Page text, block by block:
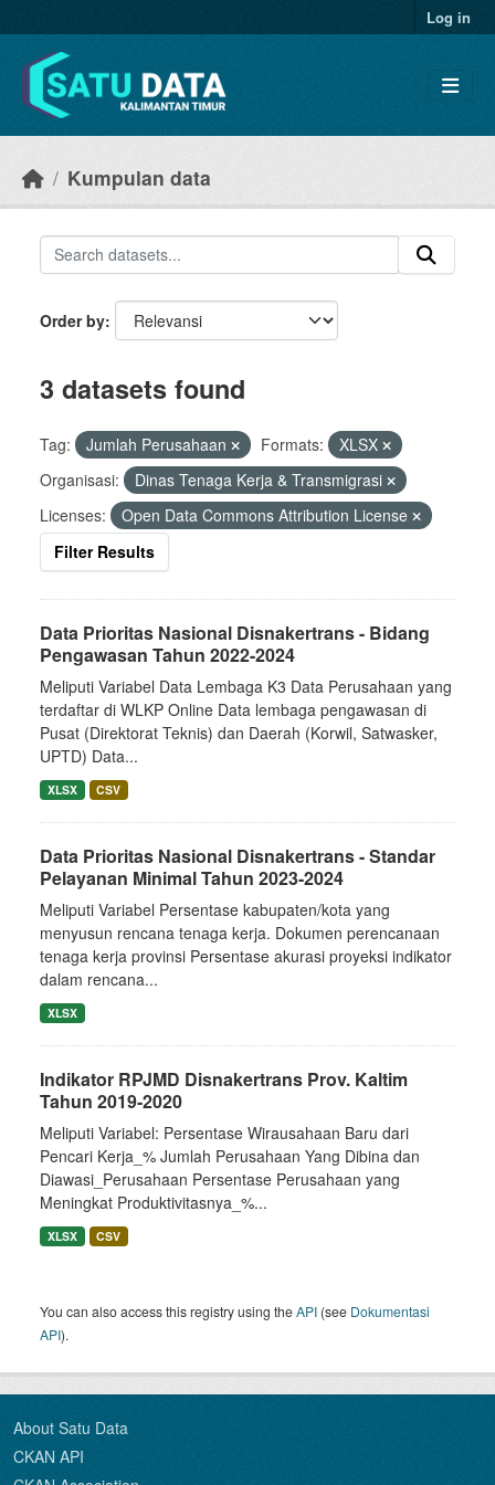
Log in
Kumpulan data
Order by
3 datasets found
Tag: Jumlah Perusahaan Formats:
XLSX
Organisasi:
Dinas Tenaga Kerja & Transmigrasi
Licenses:
Open Data Commons Attribution License
Filter Results
Data Prioritas Nasional Disnakertrans - Bidang
Pengawasan Tahun 2022-2024
Meliputi Variabel Data Lembaga K3 Data Perusahaan yang
terdaftar di WLKP Online Data lembaga pengawasan di
Pusat (Direktorat Teknis) dan Daerah (Korwil, Satwasker,
UPTD) Data...
XLSX CSV
Data Prioritas Nasional Disnakertrans - Standar
Pelayanan Minimal Tahun 2023-2024
Meliputi Variabel Persentase kabupaten/kota yang
menyusun rencana tenaga kerja. Dokumen perencanaan
tenaga kerja provinsi Persentase akurasi proyeksi indikator
dalam rencana...
XLSX
Indikator RPJMD Disnakertrans Prov. Kaltim
Tahun 2019-2020
Meliputi Variabel: Persentase Wirausahaan Baru dari
Pencari Kerja_% Jumlah Perusahaan Yang Dibina dan
Diawasi_Perusahaan Persentase Perusahaan yang
Meningkat Produktivitasnya_%...
XLSX CSV
You can also access this registry using theAPI (see Dokumentasi
API).
About Satu Data
CKAN API